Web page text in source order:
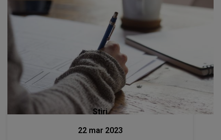
Stiri
22 mar 2023